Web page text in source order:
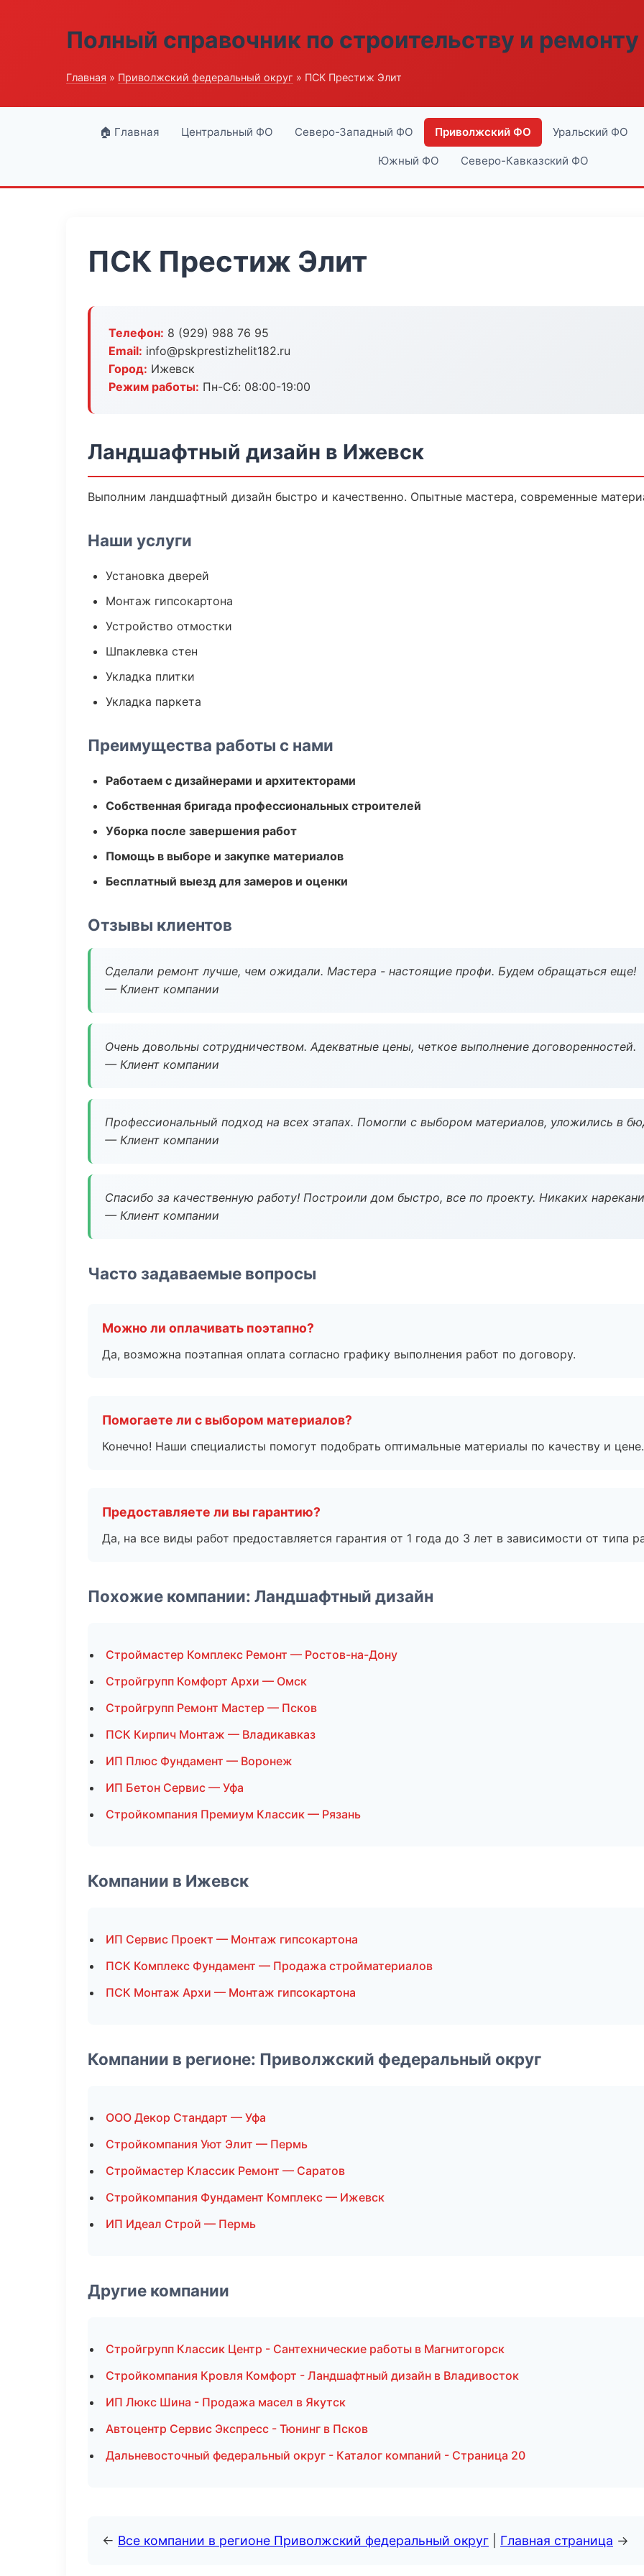
Полный справочник по строительству и ремонту
Главная » Приволжский федеральный округ » ПСК Престиж Элит
🏠 Главная Центральный ФО Северо-Западный ФО Приволжский ФО Уральский ФО
Южный ФО Северо-Кавказский ФО
ПСК Престиж Элит
Телефон: 8 (929) 988 76 95
Email: info@pskprestizhelit182.ru
Город: Ижевск
Режим работы: Пн-Сб: 08:00-19:00
Ландшафтный дизайн в Ижевск
Выполним ландшафтный дизайн быстро и качественно. Опытные мастера, современные
Наши услуги
Установка дверей
Монтаж гипсокартона
Устройство отмостки
Шпаклевка стен
Укладка плитки
Укладка паркета
Преимущества работы с нами
Работаем с дизайнерами и архитекторами
Собственная бригада профессиональных строителей
Уборка после завершения работ
Помощь в выборе и закупке материалов
Бесплатный выезд для замеров и оценки
Отзывы клиентов
Сделали ремонт лучше, чем ожидали. Мастера - настоящие профи. Будем обращаться еще!
— Клиент компании
Очень довольны сотрудничеством. Адекватные цены, четкое выполнение договоренностей.
— Клиент компании
Профессиональный подход на всех этапах. Помогли с выбором материалов, уложились в
— Клиент компании
Спасибо за качественную работу! Построили дом быстро, все по проекту. Никаких
— Клиент компании
Часто задаваемые вопросы
Можно ли оплачивать поэтапно?
Да, возможна поэтапная оплата согласно графику выполнения работ по договору.
Помогаете ли с выбором материалов?
Конечно! Наши специалисты помогут подобрать оптимальные материалы по качеству и цене.
Предоставляете ли вы гарантию?
Да, на все виды работ предоставляется гарантия от 1 года до 3 лет в зависимости от типа
Похожие компании: Ландшафтный дизайн
Строймастер Комплекс Ремонт — Ростов-на-Дону
Стройгрупп Комфорт Архи — Омск
Стройгрупп Ремонт Мастер — Псков
ПСК Кирпич Монтаж — Владикавказ
ИП Плюс Фундамент — Воронеж
ИП Бетон Сервис — Уфа
Стройкомпания Премиум Классик — Рязань
Компании в Ижевск
ИП Сервис Проект — Монтаж гипсокартона
ПСК Комплекс Фундамент — Продажа стройматериалов
ПСК Монтаж Архи — Монтаж гипсокартона
Компании в регионе: Приволжский федеральный округ
ООО Декор Стандарт — Уфа
Стройкомпания Уют Элит — Пермь
Строймастер Классик Ремонт — Саратов
Стройкомпания Фундамент Комплекс — Ижевск
ИП Идеал Строй — Пермь
Другие компании
Стройгрупп Классик Центр - Сантехнические работы в Магнитогорск
Стройкомпания Кровля Комфорт - Ландшафтный дизайн в Владивосток
ИП Люкс Шина - Продажа масел в Якутск
Автоцентр Сервис Экспресс - Тюнинг в Псков
Дальневосточный федеральный округ - Каталог компаний - Страница 20
← Все компании в регионе Приволжский федеральный округ Главная страница →